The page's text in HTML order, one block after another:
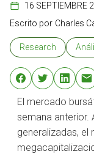
16 SEPTIEMBRE
Escrito por Charles
Research
El mercado
semana anterior.
generalizadas,